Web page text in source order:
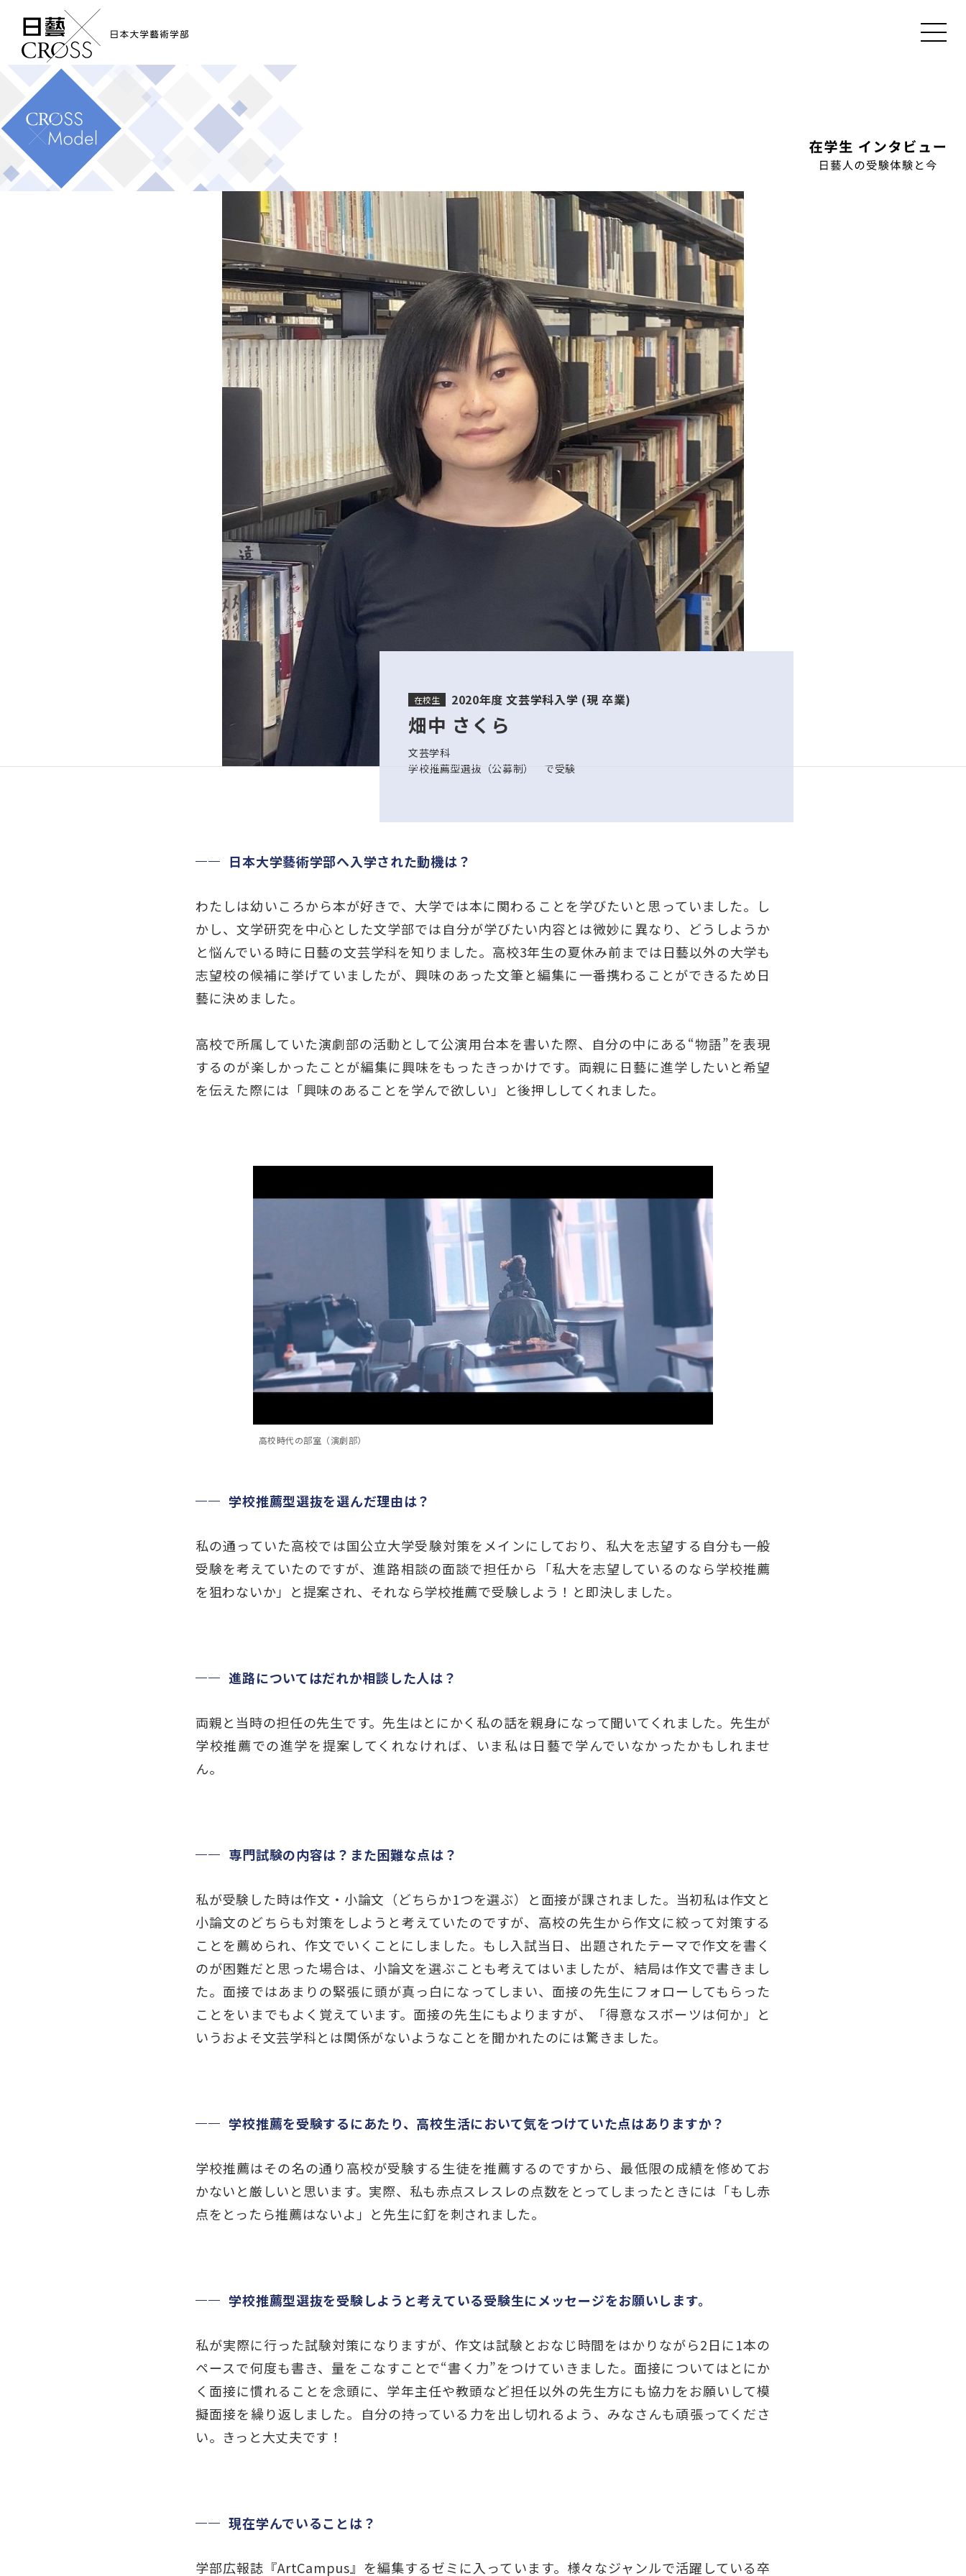
在校生 2020年度 文芸学科入学 (現 卒業)
畑中 さくら
文芸学科
学校推薦型選抜（公募制） で受験
日本大学藝術学部へ入学された動機は？
わたしは幼いころから本が好きで、大学では本に関わることを学びたいと思っていました。し
かし、文学研究を中心とした文学部では自分が学びたい内容とは微妙に異なり、どうしようか
と悩んでいる時に日藝の文芸学科を知りました。高校3年生の夏休み前までは日藝以外の大学も
志望校の候補に挙げていましたが、興味のあった文筆と編集に一番携わることができるため日
藝に決めました。
高校で所属していた演劇部の活動として公演用台本を書いた際、自分の中にある“物語”を表現
するのが楽しかったことが編集に興味をもったきっかけです。両親に日藝に進学したいと希望
を伝えた際には「興味のあることを学んで欲しい」と後押ししてくれました。
高校時代の部室（演劇部）
学校推薦型選抜を選んだ理由は？
私の通っていた高校では国公立大学受験対策をメインにしており、私大を志望する自分も一般
受験を考えていたのですが、進路相談の面談で担任から「私大を志望しているのなら学校推薦
を狙わないか」と提案され、それなら学校推薦で受験しよう！と即決しました。
進路についてはだれか相談した人は？
両親と当時の担任の先生です。先生はとにかく私の話を親身になって聞いてくれました。先生が
学校推薦での進学を提案してくれなければ、いま私は日藝で学んでいなかったかもしれませ
ん。
専門試験の内容は？また困難な点は？
私が受験した時は作文・小論文（どちらか1つを選ぶ）と面接が課されました。当初私は作文と
小論文のどちらも対策をしようと考えていたのですが、高校の先生から作文に絞って対策する
ことを薦められ、作文でいくことにしました。もし入試当日、出題されたテーマで作文を書く
のが困難だと思った場合は、小論文を選ぶことも考えてはいましたが、結局は作文で書きまし
た。面接ではあまりの緊張に頭が真っ白になってしまい、面接の先生にフォローしてもらった
ことをいまでもよく覚えています。面接の先生にもよりますが、「得意なスポーツは何か」と
いうおよそ文芸学科とは関係がないようなことを聞かれたのには驚きました。
学校推薦を受験するにあたり、高校生活において気をつけていた点はありますか？
学校推薦はその名の通り高校が受験する生徒を推薦するのですから、最低限の成績を修めてお
かないと厳しいと思います。実際、私も赤点スレスレの点数をとってしまったときには「もし赤
点をとったら推薦はないよ」と先生に釘を刺されました。
学校推薦型選抜を受験しようと考えている受験生にメッセージをお願いします。
私が実際に行った試験対策になりますが、作文は試験とおなじ時間をはかりながら2日に1本の
ペースで何度も書き、量をこなすことで“書く力”をつけていきました。面接についてはとにか
く面接に慣れることを念頭に、学年主任や教頭など担任以外の先生方にも協力をお願いして模
擬面接を繰り返しました。自分の持っている力を出し切れるよう、みなさんも頑張ってくださ
い。きっと大丈夫です！
現在学んでいることは？
学部広報誌『ArtCampus』を編集するゼミに入っています。様々なジャンルで活躍している卒